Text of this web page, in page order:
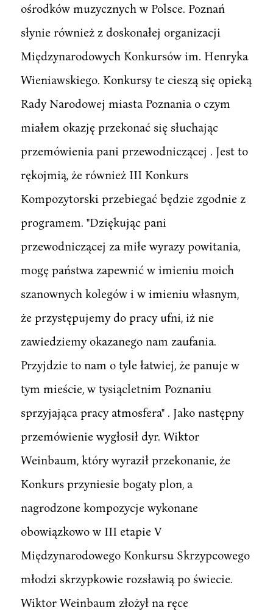
ośrodków muzycznych w Polsce. Poznań
słynie również z doskonałej organizacji
Międzynarodowych Konkursów im. Henryka
Wieniawskiego. Konkursy te cieszą się opieką
Rady Narodowej miasta Poznania o czym
miałem okazję przekonać się słuchając
przemówienia pani przewodniczącej . Jest to
rękojmią, że również III Konkurs
Kompozytorski przebiegać będzie zgodnie z
programem. "Dziękując pani
przewodniczącej za miłe wyrazy powitania,
mogę państwa zapewnić w imieniu moich
szanownych kolegów i w imieniu własnym,
że przystępujemy do pracy ufni, iż nie
zawiedziemy okazanego nam zaufania.
Przyjdzie to nam o tyle łatwiej, że panuje w
tym mieście, w tysiącletnim Poznaniu
sprzyjająca pracy atmosfera" . Jako następny
przemówienie wygłosił dyr. Wiktor
Weinbaum, który wyraził przekonanie, że
Konkurs przyniesie bogaty plon, a
nagrodzone kompozycje wykonane
obowiązkowo w III etapie V
Międzynarodowego Konkursu Skrzypcowego
młodzi skrzypkowie rozsławią po świecie.
Wiktor Weinbaum złożył na ręce